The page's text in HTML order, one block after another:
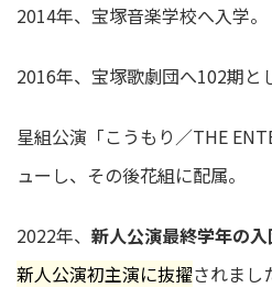
2014年、宝塚音楽学校へ入学。
2016年、宝塚歌劇団へ102期と
星組公演「こうもり／THE
ューし、その後花組に配属。
2022年、 新人公演最終学年の入
新人公演初主演に抜擢されまし